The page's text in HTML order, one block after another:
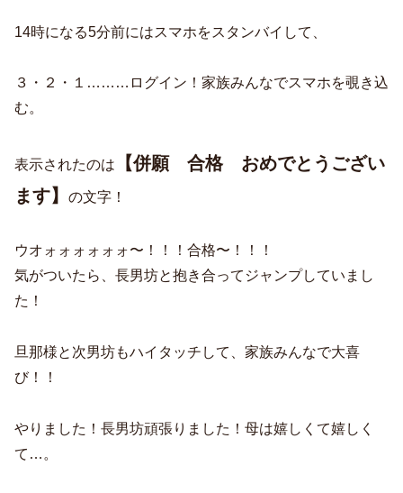
14時になる5分前にはスマホをスタンバイして、
３・２・１………ログイン！家族みんなでスマホを覗き込
む。
表示されたのは
【併願 合格 おめでとうござい
ます】
の文字！
ウオォォォォォォ〜！！！合格〜！！！
気がついたら、長男坊と抱き合ってジャンプしていまし
た！
旦那様と次男坊もハイタッチして、家族みんなで大喜
び！！
やりました！長男坊頑張りました！母は嬉しくて嬉しく
て…。